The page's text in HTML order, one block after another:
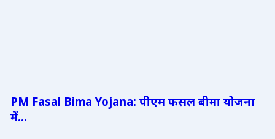
PM Fasal Bima Yojana: पीएम फसल बीमा योजना
में...